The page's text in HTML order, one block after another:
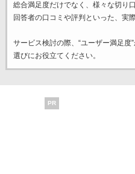
総合満足度だけでなく、様々な切り
回答者の口コミや評判といった、実
サービス検討の際、“ユーザー満足度
選びにお役立てください。
PR